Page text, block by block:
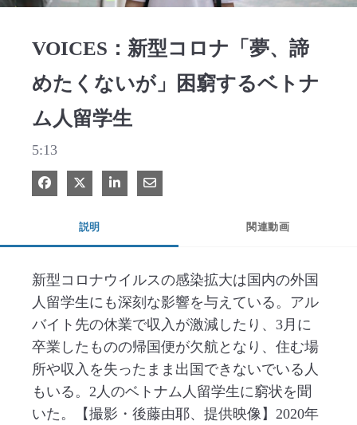
VOICES：新型コロナ「夢、諦
めたくないが」困窮するベトナ
ム人留学生
5:13
Facebook で共有
Xで共有する
LinkedIn で共有
電子メールで共有
説明 関連動画
新型コロナウイルスの感染拡大は国内の外国
人留学生にも深刻な影響を与えている。アル
バイト先の休業で収入が激減したり、3月に
卒業したものの帰国便が欠航となり、住む場
所や収入を失ったまま出国できないでいる人
もいる。2人のベトナム人留学生に窮状を聞
いた。【撮影・後藤由耶、提供映像】2020年